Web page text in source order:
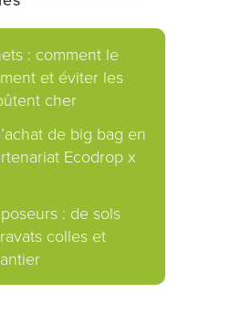
: comment le
et éviter les
cher
de big bag en
Ecodrop x
: de sols
colles et